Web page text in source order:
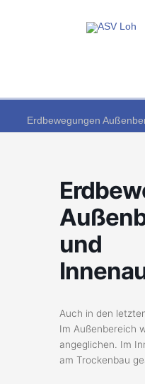
Erdbewegungen
und
Auch in den
Im Außenbereich
angeglichen. Im
am Trockenbau